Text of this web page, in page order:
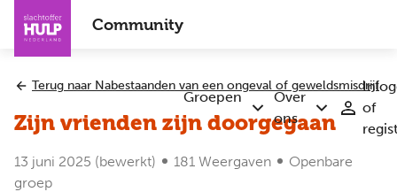
Overslaan
naar
inhoud
gaan
Community
Groepen
Submenu
Groepen
Over
ons
Submenu
Over
of
Terug naar Nabestaanden van een ongeval of geweldsmisdrijf
Zijn vrienden zijn doorgegaan
13 juni 2025 (bewerkt) 181 Weergaven
Openbare
groep